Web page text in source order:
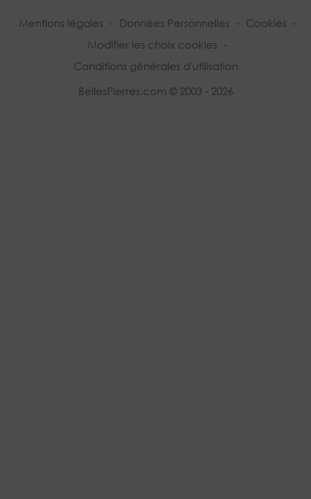
Mentions légales - Données Personnelles - Cookies -
Modifier les choix cookies -
Conditions générales d'utilisation
BellesPierres.com © 2003 - 2026